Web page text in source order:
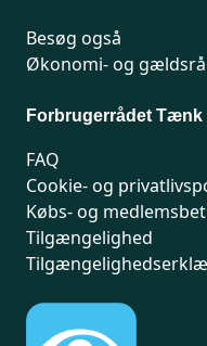
Besøg også
Økonomi- og
Forbrugerrådet Tænk
FAQ
Cookie- og
Købs- og
Tilgængelighed